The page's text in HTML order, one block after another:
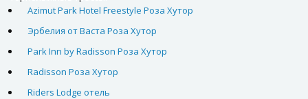
Azimut Park Hotel Freestyle Роза Хутор
Эрбелия от Васта Роза Хутор
Park Inn by Radisson Роза Хутор
Radisson Роза Хутор
Riders Lodge отель